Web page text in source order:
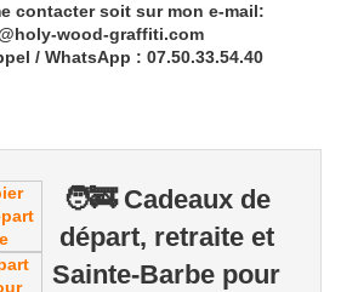
contacter soit sur mon e-mail:
wood-graffiti.com
/ WhatsApp : 07.50.33.54.40
🧑‍🚒 Cadeaux de
départ, retraite et
Sainte-Barbe pour